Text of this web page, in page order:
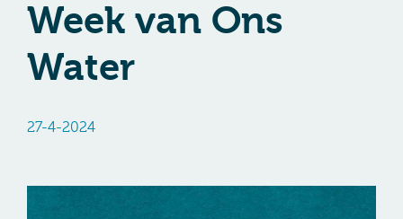
Week van Ons
Water
27-4-2024